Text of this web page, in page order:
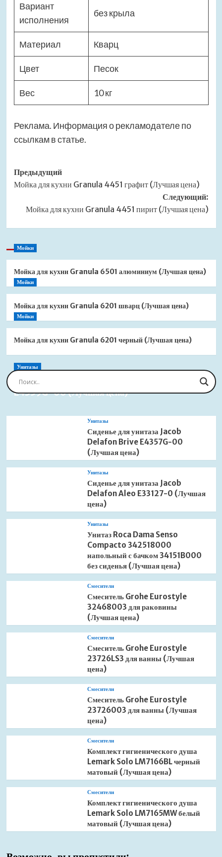
Вариант
исполнения
без крыла
Материал Кварц
Цвет Песок
Вес 10 кг
Реклама. Информация о рекламодателе по
ссылкам в статье.
Навигация
записи
Предыдущий
Мойка для кухни Granula 4451 графит (Лучшая цена)
Следующий:
Мойка для кухни Granula 4451 пирит (Лучшая цена)
Мойки
Мойка для кухни Granula 6501 алюминиум (Лучшая цена)
Мойки
Мойка для кухни Granula 6201 шварц (Лучшая цена)
Мойки
Мойка для кухни Granula 6201 черный (Лучшая цена)
Унитазы
Сиденье для унитаза Jacob Delafon Brive
E4359G-00 (Лучшая цена)
Унитазы
Сиденье для унитаза Jacob
Delafon Brive E4357G-00
(Лучшая цена)
Унитазы
Сиденье для унитаза Jacob
Delafon Aleo E33127-0 (Лучшая
цена)
Унитазы
Унитаз Roca Dama Senso
Compacto 342518000
напольный с бачком 34151B000
без сиденья (Лучшая цена)
Смесители
Смеситель Grohe Eurostyle
32468003 для раковины
(Лучшая цена)
Смесители
Смеситель Grohe Eurostyle
23726LS3 для ванны (Лучшая
цена)
Смесители
Смеситель Grohe Eurostyle
23726003 для ванны (Лучшая
цена)
Смесители
Комплект гигиенического душа
Lemark Solo LM7166BL черный
матовый (Лучшая цена)
Смесители
Комплект гигиенического душа
Lemark Solo LM7165MW белый
матовый (Лучшая цена)